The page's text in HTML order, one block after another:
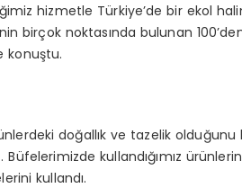
hizmetle Türkiye’de bir ekol
birçok noktasında bulunan
konuştu.
doğallık ve tazelik olduğunu
kullandığımız
kullandı.